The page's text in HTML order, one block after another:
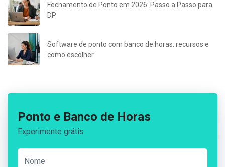
Fechamento de Ponto em 2026: Passo a Passo para
DP
Software de ponto com banco de horas: recursos e
como escolher
Ponto e Banco de Horas
Experimente grátis